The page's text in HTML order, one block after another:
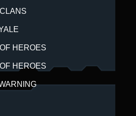
HEROES
HEROES